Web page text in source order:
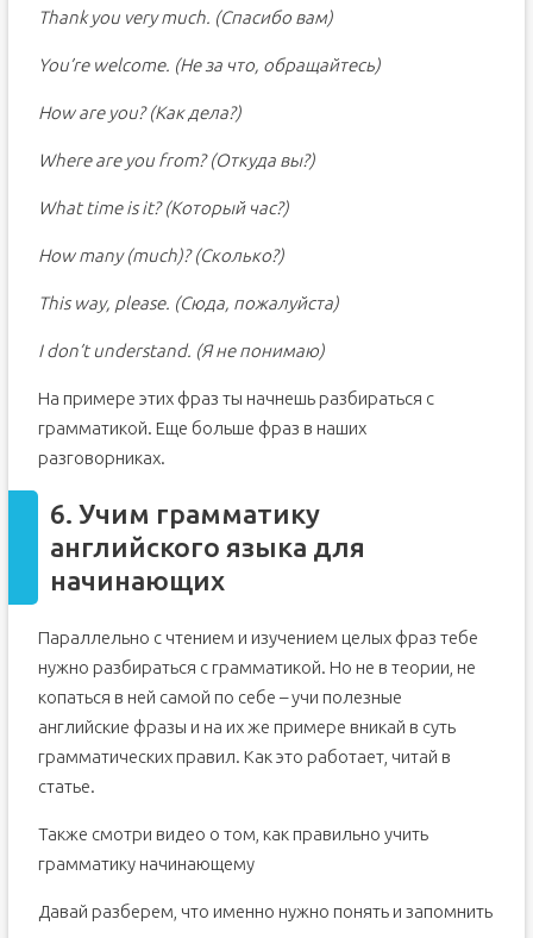
Thank you very much. (Спасибо вам)
You’re welcome. (Не за что, обращайтесь)
How are you? (Как дела?)
Where are you from? (Откуда вы?)
What time is it? (Который час?)
How many (much)? (Сколько?)
This way, please. (Сюда, пожалуйста)
I don’t understand. (Я не понимаю)
На примере этих фраз ты начнешь разбираться с
грамматикой. Еще больше фраз в наших
разговорниках.
6. Учим грамматику
английского языка для
начинающих
Параллельно с чтением и изучением целых фраз тебе
нужно разбираться с грамматикой. Но не в теории, не
копаться в ней самой по себе – учи полезные
английские фразы и на их же примере вникай в суть
грамматических правил. Как это работает, читай в
статье.
Также смотри видео о том, как правильно учить
грамматику начинающему
Давай разберем, что именно нужно понять и запомнить